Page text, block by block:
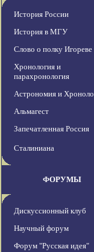
История России
История в МГУ
Слово о полку Игореве
Хронология и
парахронология
Астрономия и
Альмагест
Запечатленная Россия
Сталиниана
ФОРУМЫ
Дискуссионный клуб
Научный форум
Форум "Русская идея"